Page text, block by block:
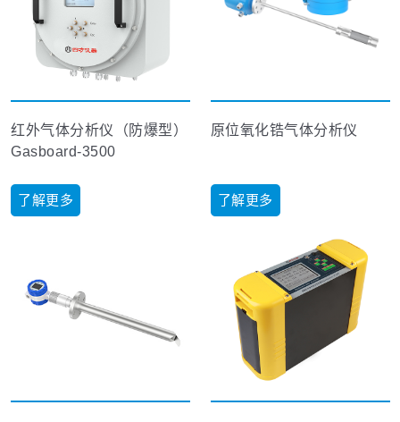
红外气体分析仪（防爆型）
Gasboard-3500
了解更多
原位氧化锆气体分析仪
了解更多